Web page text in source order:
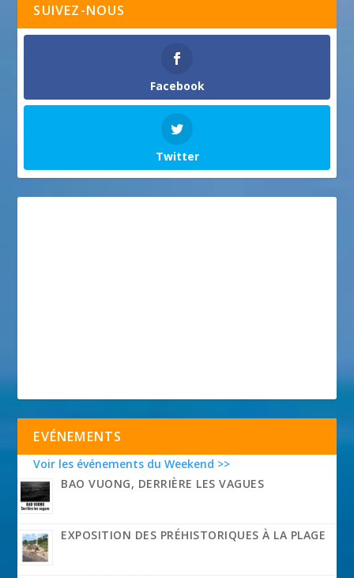
SUIVEZ-NOUS
Facebook
Twitter
EVÉNEMENTS
Voir les événements du Weekend >>
BAO VUONG, DERRIÈRE LES VAGUES
EXPOSITION DES PRÉHISTORIQUES À LA PLAGE